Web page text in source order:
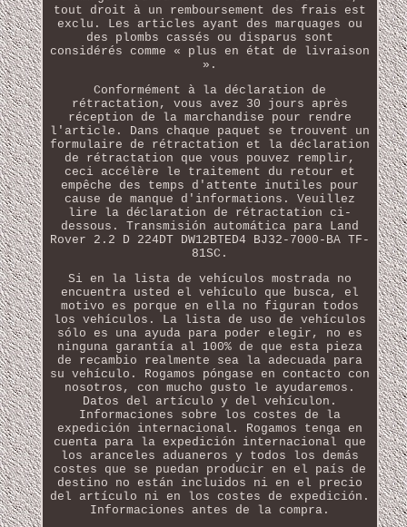
tout droit à un remboursement des frais est
exclu. Les articles ayant des marquages ou
des plombs cassés ou disparus sont
considérés comme « plus en état de livraison
».
Conformément à la déclaration de
rétractation, vous avez 30 jours après
réception de la marchandise pour rendre
l'article. Dans chaque paquet se trouvent un
formulaire de rétractation et la déclaration
de rétractation que vous pouvez remplir,
ceci accélère le traitement du retour et
empêche des temps d'attente inutiles pour
cause de manque d'informations. Veuillez
lire la déclaration de rétractation ci-
dessous. Transmisión automática para Land
Rover 2.2 D 224DT DW12BTED4 BJ32-7000-BA TF-
81SC.
Si en la lista de vehículos mostrada no
encuentra usted el vehículo que busca, el
motivo es porque en ella no figuran todos
los vehículos. La lista de uso de vehículos
sólo es una ayuda para poder elegir, no es
ninguna garantía al 100% de que esta pieza
de recambio realmente sea la adecuada para
su vehículo. Rogamos póngase en contacto con
nosotros, con mucho gusto le ayudaremos.
Datos del artículo y del vehículon.
Informaciones sobre los costes de la
expedición internacional. Rogamos tenga en
cuenta para la expedición internacional que
los aranceles aduaneros y todos los demás
costes que se puedan producir en el país de
destino no están incluidos ni en el precio
del artículo ni en los costes de expedición.
Informaciones antes de la compra.